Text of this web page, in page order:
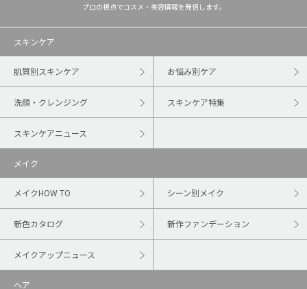
プロの視点でコスメ・美容情報を発信します。
スキンケア
肌質別スキンケア お悩み別ケア
洗顔・クレンジング スキンケア特集
スキンケアニュース
メイク
メイクHOW TO シーン別メイク
新色カタログ 新作ファンデーション
メイクアップニュース
ヘア